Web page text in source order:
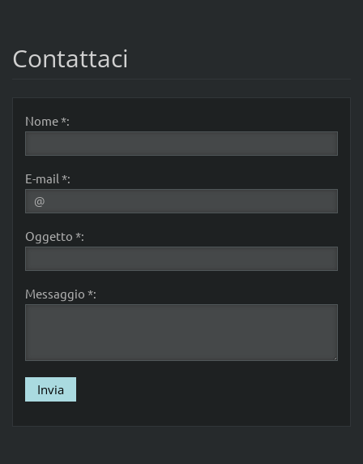
Contattaci
Nome *:
E-mail *:
Oggetto *:
Messaggio *: